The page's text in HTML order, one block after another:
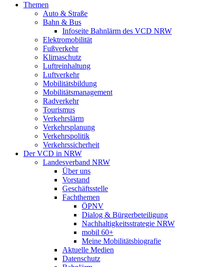
Themen
Auto & Straße
Bahn & Bus
Infoseite Bahnlärm des VCD NRW
Elektromobilität
Fußverkehr
Klimaschutz
Luftreinhaltung
Luftverkehr
Mobilitätsbildung
Mobilitätsmanagement
Radverkehr
Tourismus
Verkehrslärm
Verkehrsplanung
Verkehrspolitik
Verkehrssicherheit
Der VCD in NRW
Landesverband NRW
Über uns
Vorstand
Geschäftsstelle
Fachthemen
ÖPNV
Dialog & Bürgerbeteiligung
Nachhaltigkeitsstrategie NRW
mobil 60+
Meine Mobilitätsbiografie
Aktuelle Medien
Datenschutz